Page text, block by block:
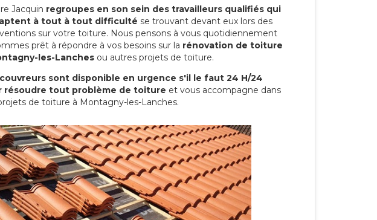
Jacquin regroupes en son sein des travailleurs qualifiés qui
à tout à tout difficulté se trouvant devant eux lors des
sur votre toiture. Nous pensons à vous quotidiennement
prêt à répondre à vos besoins sur la rénovation de toiture
les-Lanches ou autres projets de toiture.
couvreurs sont disponible en urgence s'il le faut 24 H/24
résoudre tout problème de toiture et vous accompagne dans
de toiture à Montagny-les-Lanches.